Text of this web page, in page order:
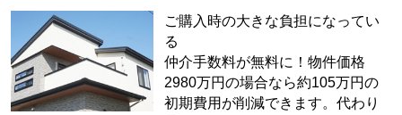
ご購入時の大きな負担になってい
る
仲介手数料が無料に！物件価格
2980万円の場合なら約105万円の
初期費用が削減できます。代わり